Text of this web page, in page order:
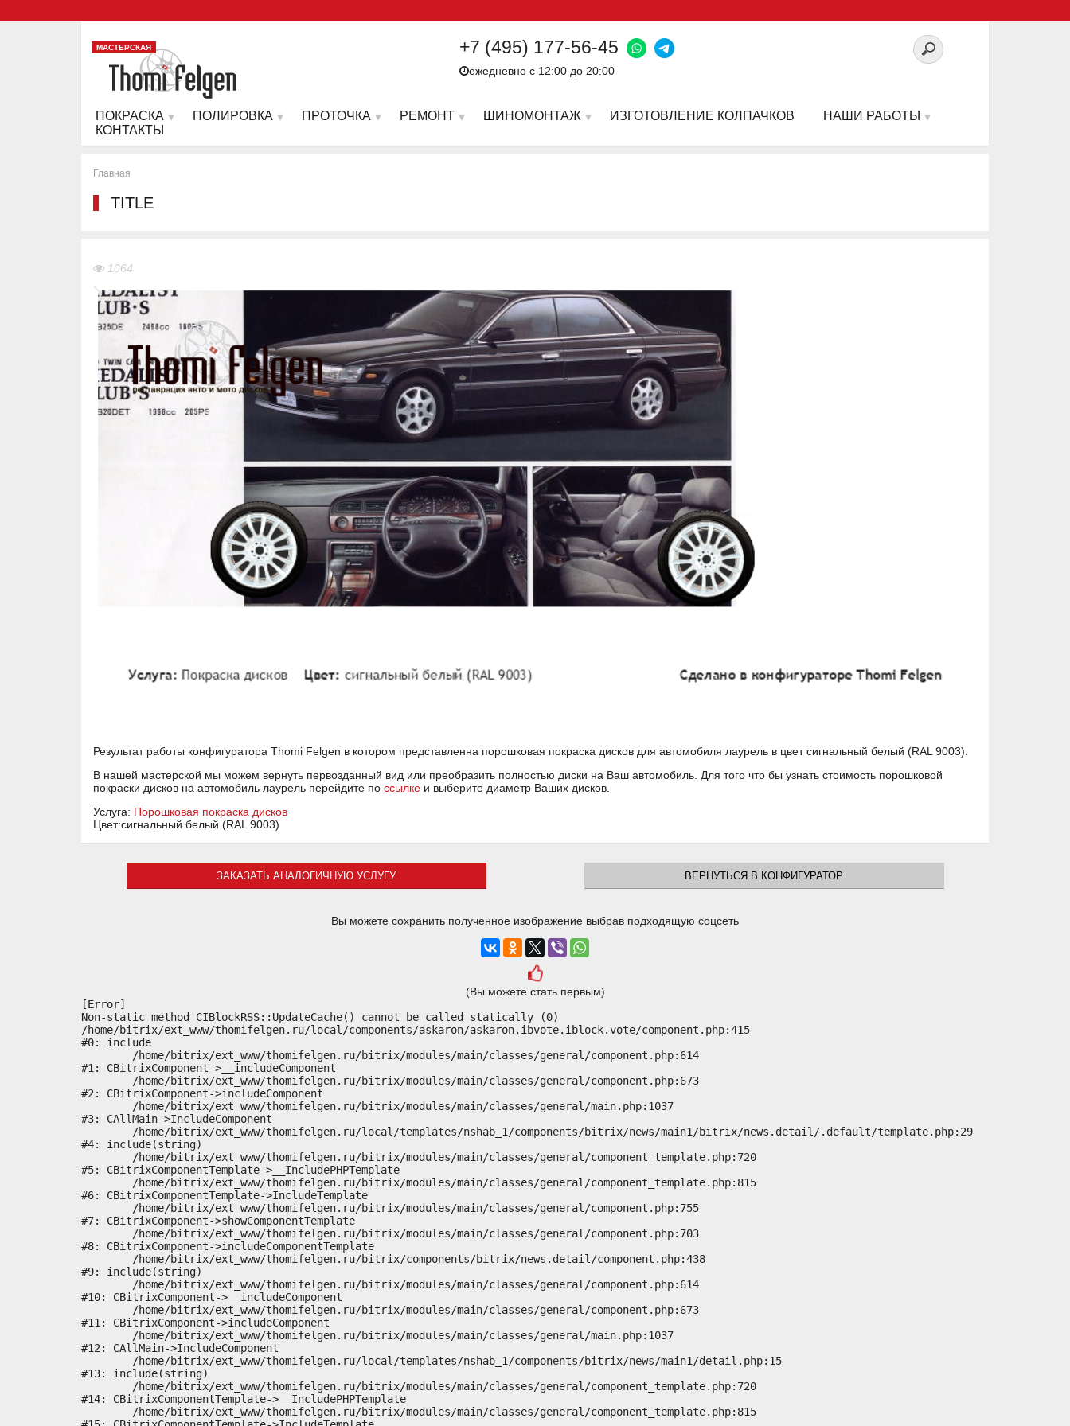
МАСТЕРСКАЯ +7 (495) 177-56-45
ежедневно с 12:00 до 20:00
ПОКРАСКА ПОЛИРОВКА ПРОТОЧКА РЕМОНТ ШИНОМОНТАЖ ИЗГОТОВЛЕНИЕ КОЛПАЧКОВ
НАШИ РАБОТЫ
КОНТАКТЫ
Главная
TITLE
1064
Результат работы конфигуратора Thomi Felgen в котором представленна порошковая покраска дисков для автомобиля лаурель в цвет сигнальный белый (RAL 9003).
В нашей мастерской мы можем вернуть первозданный вид или преобразить полностью диски на Ваш автомобиль. Для того что бы узнать стоимость порошковой
покраски дисков на автомобиль лаурель перейдите по ссылке и выберите диаметр Ваших дисков.
Услуга: Порошковая покраска дисков
Цвет:сигнальный белый (RAL 9003)
ЗАКАЗАТЬ АНАЛОГИЧНУЮ УСЛУГУ ВЕРНУТЬСЯ В КОНФИГУРАТОР
Вы можете сохранить полученное изображение выбрав подходящую соцсеть
(Вы можете стать первым)
[Error]
Non-static method CIBlockRSS::UpdateCache() cannot be called statically (0)
/home/bitrix/ext_www/thomifelgen.ru/local/components/askaron/askaron.ibvote.iblock.vote/component.php:415
#0: include
#1: CBitrixComponent->__includeComponent
#2: CBitrixComponent->includeComponent
#3: CAllMain->IncludeComponent
#4: include(string)
#5: CBitrixComponentTemplate->__IncludePHPTemplate
#6: CBitrixComponentTemplate->IncludeTemplate
#7: CBitrixComponent->showComponentTemplate
#8: CBitrixComponent->includeComponentTemplate
#9: include(string)
#10: CBitrixComponent->__includeComponent
#11: CBitrixComponent->includeComponent
#12: CAllMain->IncludeComponent
#13: include(string)
#14: CBitrixComponentTemplate->__IncludePHPTemplate